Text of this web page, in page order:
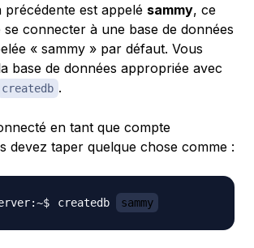
précédente est appelé sammy, ce
connecter à une base de données
« sammy » par défaut. Vous
base de données appropriée avec
createdb .
en tant que compte
devez taper quelque chose comme :
createdb sammy